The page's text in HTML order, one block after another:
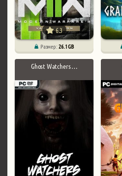
6.3
Размер:26.1 GB
Ghost Watchers …